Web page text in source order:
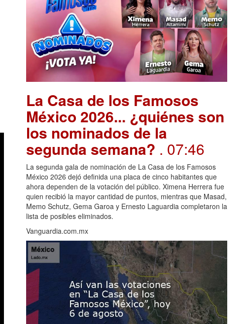
La Casa de los Famosos
México 2026... ¿quiénes son
los nominados de la
segunda semana? . 07:46
La segunda gala de nominación de La Casa de los Famosos
México 2026 dejó definida una placa de cinco habitantes que
ahora dependen de la votación del público. Ximena Herrera fue
quien recibió la mayor cantidad de puntos, mientras que Masad,
Memo Schutz, Gema Garoa y Ernesto Laguardia completaron la
lista de posibles eliminados.
Vanguardia.com.mx